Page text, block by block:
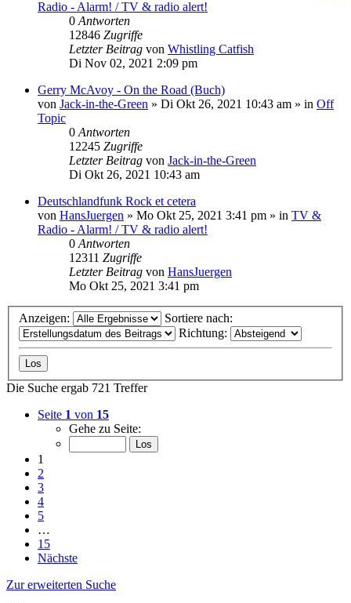
Radio - Alarm! / TV & radio alert!
0 Antworten
12846 Zugriffe
Letzter Beitrag von Whistling Catfish
Di Nov 02, 2021 2:09 pm
Gerry McAvoy - On the Road (Buch)
von Jack-in-the-Green » Di Okt 26, 2021 10:43 am » in Off
Topic
0 Antworten
12245 Zugriffe
Letzter Beitrag von Jack-in-the-Green
Di Okt 26, 2021 10:43 am
Deutschlandfunk Rock et cetera
von HansJuergen » Mo Okt 25, 2021 3:41 pm » in TV &
Radio - Alarm! / TV & radio alert!
0 Antworten
12311 Zugriffe
Letzter Beitrag von HansJuergen
Mo Okt 25, 2021 3:41 pm
Anzeigen:
Sortiere nach:
Richtung:
Die Suche ergab 721 Treffer
Seite 1 von 15
Gehe zu Seite:
1
2
3
4
5
…
15
Nächste
Zur erweiterten Suche